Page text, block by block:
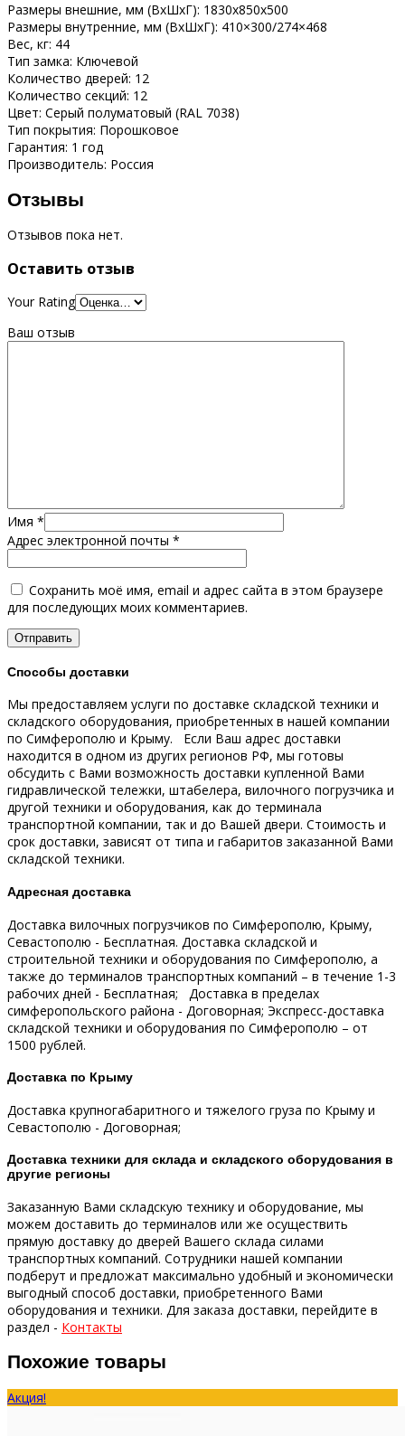
Размеры внешние, мм (ВхШхГ): 1830x850x500
Размеры внутренние, мм (ВхШхГ): 410×300/274×468
Вес, кг: 44
Тип замка: Ключевой
Количество дверей: 12
Количество секций: 12
Цвет: Серый полуматовый (RAL 7038)
Тип покрытия: Порошковое
Гарантия: 1 год
Производитель: Россия
Отзывы
Отзывов пока нет.
Оставить отзыв
Your Rating
Ваш отзыв
Имя *
Адрес электронной почты *
Сохранить моё имя, email и адрес сайта в этом браузере
для последующих моих комментариев.
Способы доставки
Мы предоставляем услуги по доставке складской техники и
складского оборудования, приобретенных в нашей компании
по Симферополю и Крыму.
Если Ваш адрес доставки
находится в одном из других регионов РФ, мы готовы
обсудить с Вами возможность доставки купленной Вами
гидравлической тележки, штабелера, вилочного погрузчика и
другой техники и оборудования, как до терминала
транспортной компании, так и до Вашей двери. Стоимость и
срок доставки, зависят от типа и габаритов заказанной Вами
складской техники.
Адресная доставка
Доставка вилочных погрузчиков по Симферополю, Крыму,
Севастополю - Бесплатная. Доставка складской и
строительной техники и оборудования по Симферополю, а
также до терминалов транспортных компаний – в течение 1-3
рабочих дней - Бесплатная; Доставка в пределах
симферопольского района - Договорная; Экспресс-доставка
складской техники и оборудования по Симферополю – от
1500 рублей.
Доставка по Крыму
Доставка крупногабаритного и тяжелого груза по Крыму и
Севастополю - Договорная;
Доставка техники для склада и складского оборудования в
другие регионы
Заказанную Вами складскую технику и оборудование, мы
можем доставить до терминалов или же осуществить
прямую доставку до дверей Вашего склада силами
транспортных компаний. Сотрудники нашей компании
подберут и предложат максимально удобный и экономически
выгодный способ доставки, приобретенного Вами
оборудования и техники. Для заказа доставки, перейдите в
раздел - Контакты
Похожие товары
Акция!